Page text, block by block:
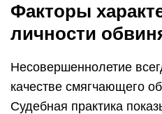
Факторы
личности
Несовершеннолетие
качестве смягчающего
Судебная практика